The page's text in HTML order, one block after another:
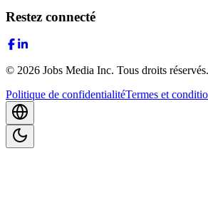
Restez connecté
© 2026 Jobs Media Inc. Tous droits réservés.
Politique de confidentialitéTermes et